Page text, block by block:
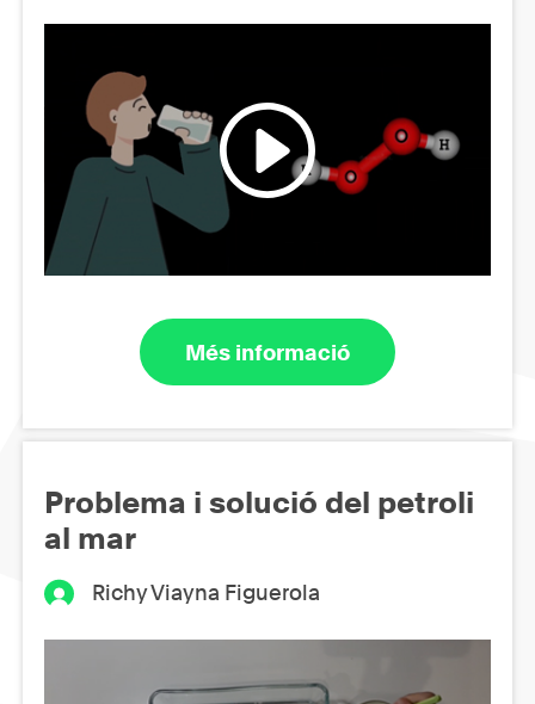
Més informació
Problema i solució del petroli
al mar
Richy Viayna Figuerola